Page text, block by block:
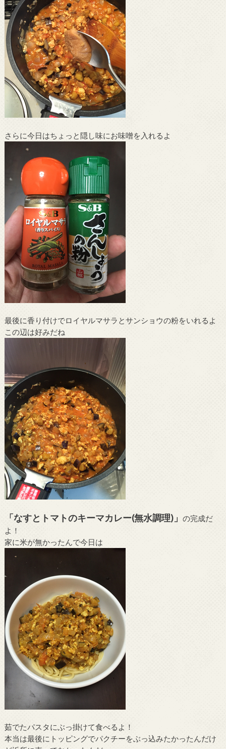
さらに今日はちょっと隠し味にお味噌を入れるよ
最後に香り付けでロイヤルマサラとサンショウの粉をいれるよ
この辺は好みだね
「なすとトマトのキーマカレー(無水調理)」 の完成だ
よ！
家に米が無かったんで今日は
茹でたパスタにぶっ掛けて食べるよ！
本当は最後にトッピングでパクチーをぶっ込みたかったんだけ